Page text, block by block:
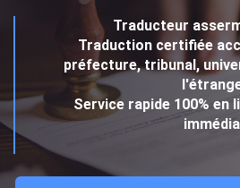
Traducteur
Traduction certifiée
préfecture, tribunal,
Service rapide 100% en